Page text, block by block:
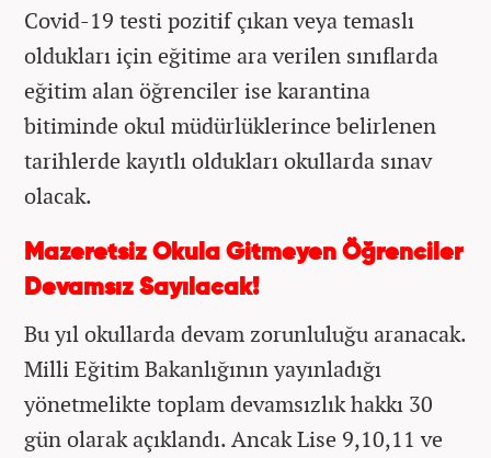
Covid-19 testi pozitif çıkan veya temaslı
oldukları için eğitime ara verilen sınıflarda
eğitim alan öğrenciler ise karantina
bitiminde okul müdürlüklerince belirlenen
tarihlerde kayıtlı oldukları okullarda sınav
olacak.
Mazeretsiz Okula Gitmeyen Öğrenciler
Devamsız Sayılacak!
Bu yıl okullarda devam zorunluluğu aranacak.
Milli Eğitim Bakanlığının yayınladığı
yönetmelikte toplam devamsızlık hakkı 30
gün olarak açıklandı. Ancak Lise 9,10,11 ve